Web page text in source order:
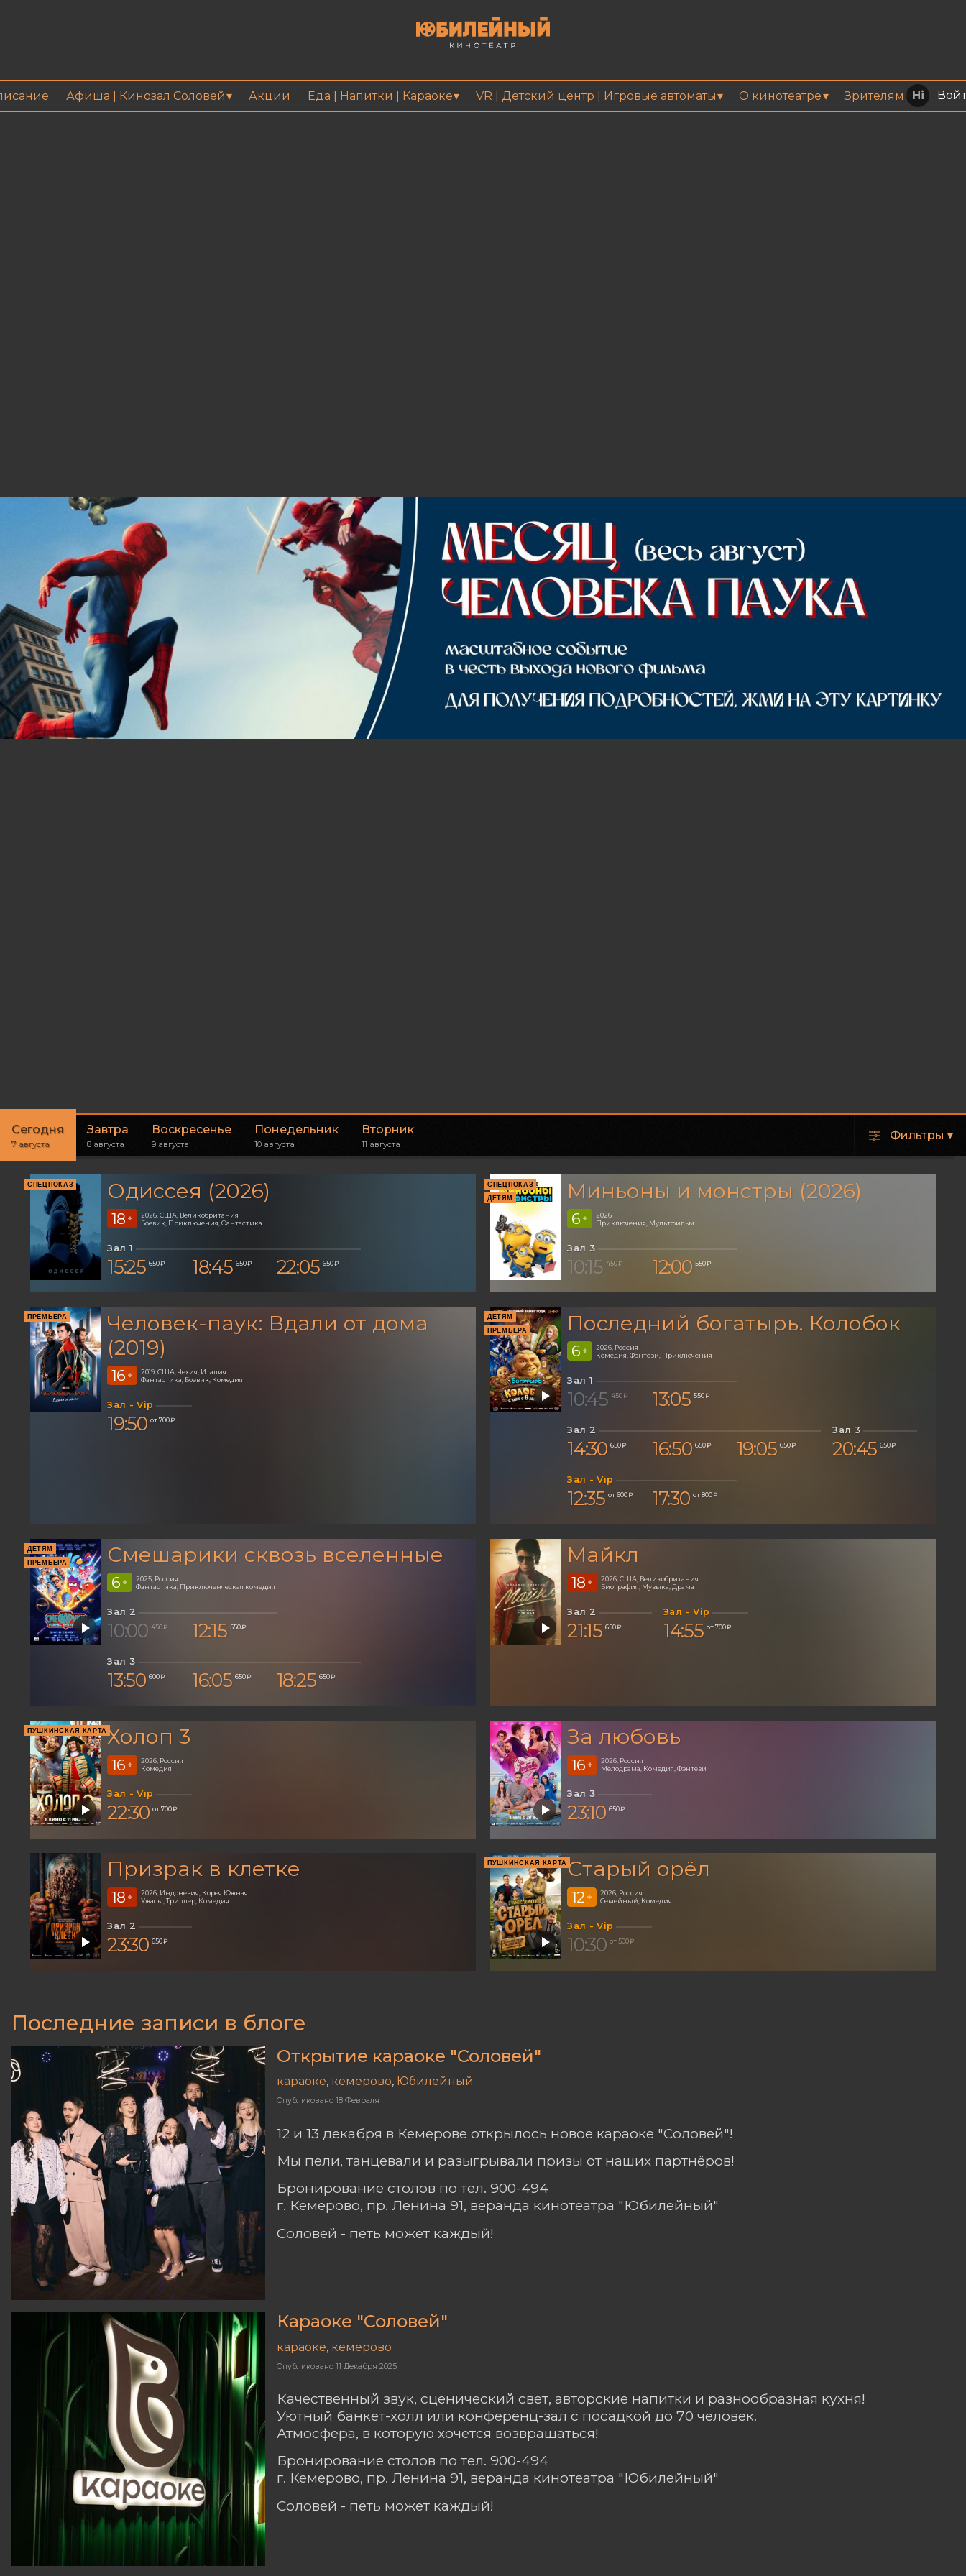
Афиша | Кинозал Соловей Акции Еда | Напитки | Караоке VR | Детский центр | Игровые автоматы О кинотеатре Зрителям
Сегодня
7 августа
Завтра
8 августа
Воскресенье
9 августа
Понедельник
10 августа
Вторник
11 августа
Фильтры ▾
СПЕЦПОКАЗ Одиссея (2026)
18 +
2026, США, Великобритания
Боевик, Приключения, Фантастика
Зал 1
15:25 650 ₽ 18:45 650 ₽ 22:05 650 ₽
СПЕЦПОКАЗ
ДЕТЯМ
Миньоны и монстры (2026)
6 +
2026
Приключения, Мультфильм
Зал 3
10:15 450 ₽ 12:00 550 ₽
ПРЕМЬЕРА
Человек-паук: Вдали от дома
(2019)
16 +
2019, США, Чехия, Италия
Фантастика, Боевик, Комедия
Зал - Vip
19:50 от 700 ₽
ДЕТЯМ
ПРЕМЬЕРА
Последний богатырь. Колобок
6 +
2026, Россия
Комедия, Фэнтези, Приключения
Зал 1
10:45 450 ₽ 13:05 550 ₽
Зал 2
14:30 650 ₽ 16:50 650 ₽ 19:05 650 ₽
Зал 3
20:45 650 ₽
Зал - Vip
12:35 от 600 ₽ 17:30 от 800 ₽
ДЕТЯМ
ПРЕМЬЕРА
Смешарики сквозь вселенные
6 +
2025, Россия
Фантастика, Приключенческая комедия
Зал 2
10:00 450 ₽ 12:15 550 ₽
Зал 3
13:50 600 ₽ 16:05 650 ₽ 18:25 650 ₽
Майкл
18 +
2026, США, Великобритания
Биография, Музыка, Драма
Зал 2
21:15 650 ₽
Зал - Vip
14:55 от 700 ₽
ПУШКИНСКАЯ КАРТА Холоп 3
16 +
2026, Россия
Комедия
Зал - Vip
22:30 от 700 ₽
За любовь
16 +
2026, Россия
Мелодрама, Комедия, Фэнтези
Зал 3
23:10 650 ₽
Призрак в клетке
18 +
2026, Индонезия, Корея Южная
Ужасы, Триллер, Комедия
Зал 2
23:30 650 ₽
ПУШКИНСКАЯ КАРТА Старый орёл
12 +
2026, Россия
Семейный, Комедия
Зал - Vip
10:30 от 500 ₽
Последние записи в блоге
Открытие караоке "Соловей"
Опубликовано 18 Февраля
караоке, кемерово, Юбилейный
12 и 13 декабря в Кемерове открылось новое караоке "Соловей"!
Мы пели, танцевали и разыгрывали призы от наших партнёров!
Бронирование столов по тел. 900-494
г. Кемерово, пр. Ленина 91, веранда кинотеатра "Юбилейный"
Соловей - петь может каждый!
Караоке "Соловей"
Опубликовано 11 Декабря 2025
караоке, кемерово
Качественный звук, сценический свет, авторские напитки и разнообразная кухня!
Уютный банкет-холл или конференц-зал с посадкой до 70 человек.
Атмосфера, в которую хочется возвращаться!
Бронирование столов по тел. 900-494
г. Кемерово, пр. Ленина 91, веранда кинотеатра "Юбилейный"
Соловей - петь может каждый!